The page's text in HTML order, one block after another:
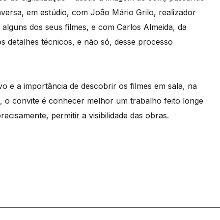
em estúdio, com João Mário Grilo, realizador
dos seus filmes, e com Carlos Almeida, da
detalhes técnicos, e não só, desse processo
e a importância de descobrir os filmes em sala, na
o convite é conhecer melhor um trabalho feito longe
permitir a visibilidade das obras.